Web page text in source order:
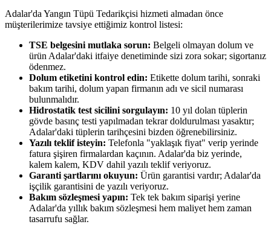
Adalar'da Yangın Tüpü Tedarikçisi hizmeti almadan önce
müşterilerimize tavsiye ettiğimiz kontrol listesi:
TSE belgesini mutlaka sorun: Belgeli olmayan dolum ve
ürün Adalar'daki itfaiye denetiminde sizi zora sokar; sigortanız
ödenmez.
Dolum etiketini kontrol edin: Etikette dolum tarihi, sonraki
bakım tarihi, dolum yapan firmanın adı ve sicil numarası
bulunmalıdır.
Hidrostatik test sicilini sorgulayın: 10 yıl dolan tüplerin
gövde basınç testi yapılmadan tekrar doldurulması yasaktır;
Adalar'daki tüplerin tarihçesini bizden öğrenebilirsiniz.
Yazılı teklif isteyin: Telefonla "yaklaşık fiyat" verip yerinde
fatura şişiren firmalardan kaçının. Adalar'da biz yerinde,
kalem kalem, KDV dahil yazılı teklif veriyoruz.
Garanti şartlarını okuyun: Ürün garantisi vardır; Adalar'da
işçilik garantisini de yazılı veriyoruz.
Bakım sözleşmesi yapın: Tek tek bakım siparişi yerine
Adalar'da yıllık bakım sözleşmesi hem maliyet hem zaman
tasarrufu sağlar.